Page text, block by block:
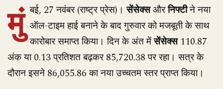
मुं बई, 27 नवंबर (राष्ट्र प्रेस)।सेंसेक्सऔरनिफ्टीने नया
ऑल-टाइम हाई बनाने के बाद गुरुवार को मजबूती के साथ
कारोबार समाप्त किया। दिन के अंत मेंसेंसेक्स110.87
अंक या 0.13 प्रतिशत बढ़कर 85,720.38 पर रहा। सत्र के
दौरान इसने 86,055.86 का नया उच्चतम स्तर प्राप्त किया।